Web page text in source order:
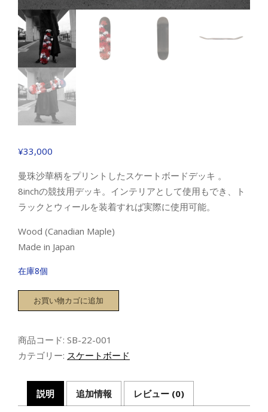
¥33,000
曼珠沙華柄をプリントしたスケートボードデッキ 。
8inchの競技用デッキ。インテリアとして使用もでき、ト
ラックとウィールを装着すれば実際に使用可能。
Wood (Canadian Maple)
Made in Japan
在庫8個
【曼
ス
ケ
ー
お買い物カゴに追加
商品コード: SB-22-001
カテゴリー: スケートボード
説明 追加情報 レビュー (0)